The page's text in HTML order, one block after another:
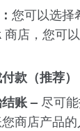
您可以选择
商店，您可
款（推荐）
账 – 尽可
商店产品的